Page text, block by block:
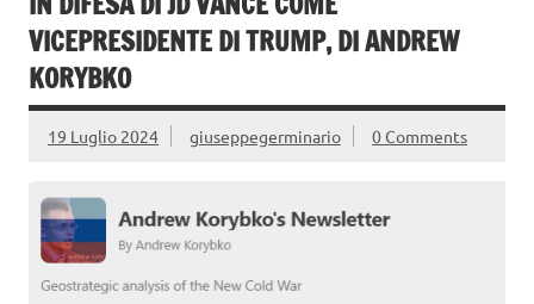
VICEPRESIDENTE DI TRUMP, DI ANDREW
KORYBKO
19 Luglio 2024 giuseppegerminario 0 Comments